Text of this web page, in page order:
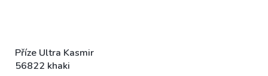
Příze Ultra Kasmir
56822 khaki